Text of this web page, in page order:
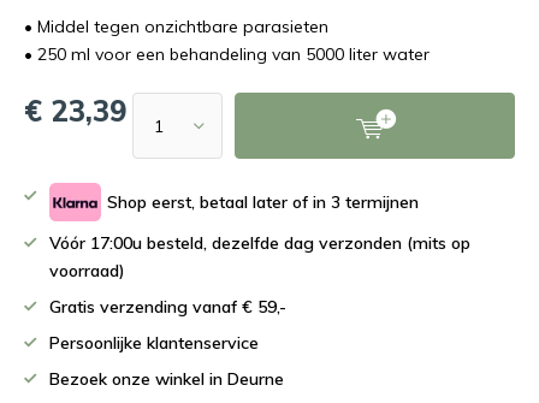
• Middel tegen onzichtbare parasieten
• 250 ml voor een behandeling van 5000 liter water
€ 23,39
Shop eerst, betaal later of in 3 termijnen
Vóór 17:00u besteld, dezelfde dag verzonden (mits op
voorraad)
Gratis verzending vanaf € 59,-
Persoonlijke klantenservice
Bezoek onze winkel in Deurne